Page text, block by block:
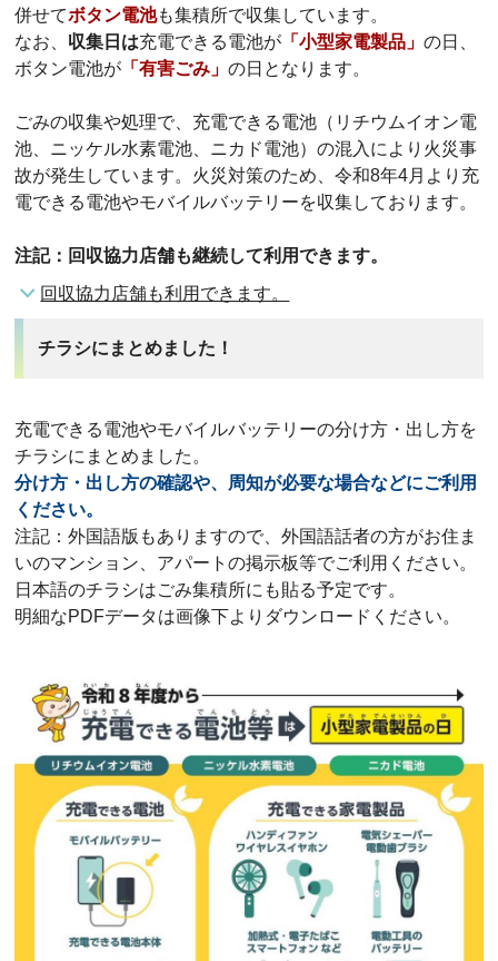
併せてボタン電池も集積所で収集しています。
なお、 収集日は充電できる電池が 「小型家電製品」の日、
ボタン電池が 「有害ごみ」の日となります。
ごみの収集や処理で、充電できる電池（リチウムイオン電
池、ニッケル水素電池、ニカド電池）の混入により火災事
故が発生しています。火災対策のため、令和8年4月より充
電できる電池やモバイルバッテリーを収集しております。
注記：回収協力店舗も継続して利用できます。
回収協力店舗も利用できます。
チラシにまとめました！
充電できる電池やモバイルバッテリーの分け方・出し方を
チラシにまとめました。
分け方・出し方の確認や、周知が必要な場合などにご利用
ください。
注記：外国語版もありますので、外国語話者の方がお住ま
いのマンション、アパートの掲示板等でご利用ください。
日本語のチラシはごみ集積所にも貼る予定です。
明細なPDFデータは画像下よりダウンロードください。